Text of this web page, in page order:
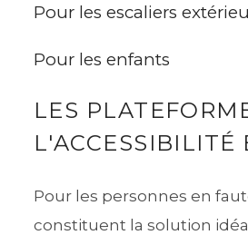
Pour les escaliers
Pour les enfants
LES
Pour les personnes en
constituent la solution